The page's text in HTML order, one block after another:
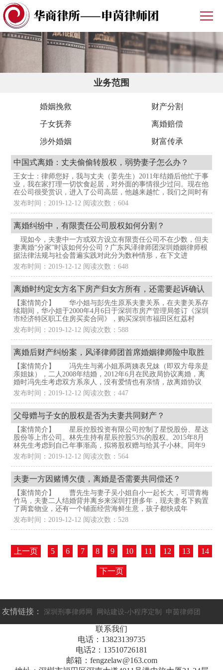
业务范围
婚姻挽救 财产分割
子女抚养 离婚赔偿
涉外婚姻 财富传承
中国式离婚：丈夫偷偷转股权，弱势妻子怎么办？
王女士：律师您好，我与丈夫（姜先生）2011年结婚后他忙于事
业，我在家打理一切饮食起居，对外面的事情很少过问。现在他
在公司很受赏识，进入了公司高层，他越来越忙，我们之间时有
发布时间：2019-12-12 阅读次数：604
离婚纠纷中，有限责任公司股权如何分割？
现如今，夫妻中一方或双方设立有限责任公司不在少数，但夫
妻离婚“分家”时该如何分公司？广东风泽律师团深圳婚姻律师根
据法律法规与社会普遍实践对此分为数种情形，在下文进
发布时间：2019-12-12 阅读次数：648
离婚时约定女方名下房产归女方所有，还需要起诉确认
权属吗？
【案情简介】 华小姐与彭先生原系夫妻关系，在夫妻关系存
续期间，华小姐于2000年4月6日于深圳市房产管理局签订《深圳
市经济特区职工住房买卖合同》，购买深圳市福田区红荔村
发布时间：2019-12-12 阅读次数：588
离婚后财产纠纷案，风泽律师团首席婚姻律师险中取胜
巧周旋
【案情简介】 冯先生与蒋小姐系两姨表兄妹（即双方母亲是
亲姐妹），二人2008年结婚，2012年6月在民政局协议离婚，离
婚时冯先生考虑双方系亲人，没有爱情也有亲情，故离婚协议
发布时间：2019-12-12 阅读次数：447
父母赠与子女的股权是否为夫妻共同财产？
【案情简介】 星辰控股投资有限公司控制了星悦股份、星达
股份等上市公司。林先生持有星辰控股53%的股权。2015年8月
林先生考虑到自己年事渐高，拟将股权赠与给其子小林。同年9
发布时间：2019-12-12 阅读次数：564
夫妻一方因赌博欠债，离婚是否需要共同偿还？
【案情简介】 曹先生与妻子吴小姐自小一起长大，可谓青梅
竹马，夫妻二人结婚背井离乡来深圳打拼多年，现夫妻名下购置
了两套物业，还有一个铺面经营海鲜生意，孩子都快成年
发布时间：2019-12-12 阅读次数：528
上一页 5 6 7 8 9 10 11 12 13 14
下一页
友情链接：深圳刑事律师网 网站建设-小程序定制 申茵律师团
联系我们
电话：13823139735
电话2：13510726181
邮箱：fengzelaw@163.com